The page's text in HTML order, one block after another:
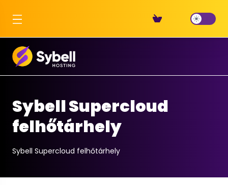
Sybell Supercloud
felhőtárhely
Sybell Supercloud felhőtárhely